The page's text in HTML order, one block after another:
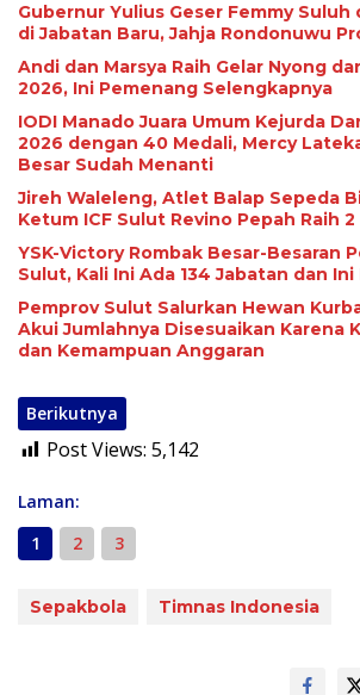
Gubernur Yulius Geser Femmy Suluh
di Jabatan Baru, Jahja Rondonuwu
Andi dan Marsya Raih Gelar Nyong
2026, Ini Pemenang Selengkapnya
IODI Manado Juara Umum Kejurda
2026 dengan 40 Medali, Mercy
Besar Sudah Menanti
Jireh Waleleng, Atlet Balap Sepeda
Ketum ICF Sulut Revino Pepah Raih
YSK-Victory Rombak Besar-Besaran
Sulut, Kali Ini Ada 134 Jabatan dan
Pemprov Sulut Salurkan Hewan
Akui Jumlahnya Disesuaikan Karena
dan Kemampuan Anggaran
Berikutnya
Post Views: 5,142
Laman:
1
2 3
Sepakbola Timnas Indonesia